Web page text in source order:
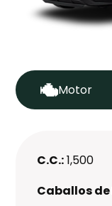
Motor
C.C.:1,500
Caballos de